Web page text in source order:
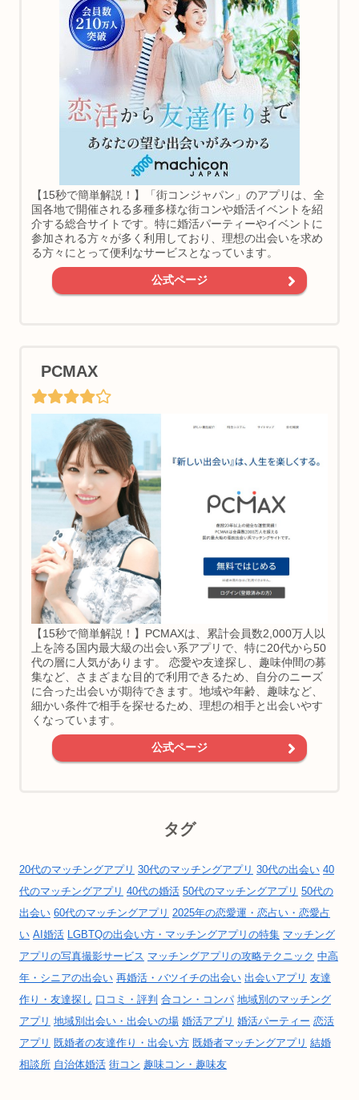
【15秒で簡単解説！】「街コンジャパン」のアプリは、全
国各地で開催される多種多様な街コンや婚活イベントを紹
介する総合サイトです。特に婚活パーティーやイベントに
参加される方々が多く利用しており、理想の出会いを求め
る方々にとって便利なサービスとなっています。
公式ページ
PCMAX
【15秒で簡単解説！】PCMAXは、累計会員数2,000万人以
上を誇る国内最大級の出会い系アプリで、特に20代から50
代の層に人気があります。 恋愛や友達探し、趣味仲間の募
集など、さまざまな目的で利用できるため、自分のニーズ
に合った出会いが期待できます。地域や年齢、趣味など、
細かい条件で相手を探せるため、理想の相手と出会いやす
くなっています。
公式ページ
タグ
20代のマッチングアプリ 30代のマッチングアプリ 30代の出会い 40
代のマッチングアプリ 40代の婚活 50代のマッチングアプリ 50代の
出会い 60代のマッチングアプリ 2025年の恋愛運・恋占い・恋愛占
い AI婚活 LGBTQの出会い方・マッチングアプリの特集 マッチング
アプリの写真撮影サービス マッチングアプリの攻略テクニック 中高
年・シニアの出会い 再婚活・バツイチの出会い 出会いアプリ 友達
作り・友達探し 口コミ・評判 合コン・コンパ 地域別のマッチング
アプリ 地域別出会い・出会いの場 婚活アプリ 婚活パーティー 恋活
アプリ 既婚者の友達作り・出会い方 既婚者マッチングアプリ 結婚
相談所 自治体婚活 街コン 趣味コン・趣味友